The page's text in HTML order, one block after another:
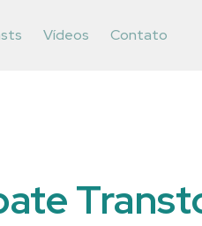
Vídeos Contato